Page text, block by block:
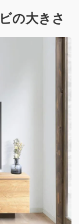
の大きさ